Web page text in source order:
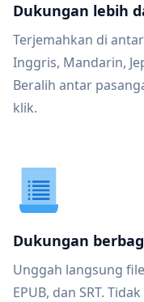
Dukungan lebih
Terjemahkan di
Inggris, Mandarin,
Beralih antar
klik.
Dukungan
Unggah langsung file
EPUB, dan SRT.